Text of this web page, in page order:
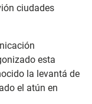
ciudades
esta
la levantá de
el atún en